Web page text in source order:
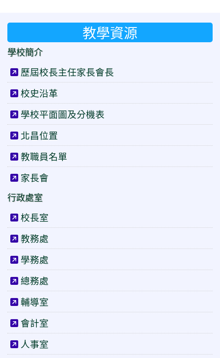
教學資源
學校簡介
歷屆校長主任家長會長
校史沿革
學校平面圖及分機表
北昌位置
教職員名單
家長會
行政處室
校長室
教務處
學務處
總務處
輔導室
會計室
人事室